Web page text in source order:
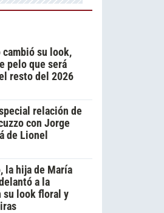
su look,
pelo que será
resto del 2026
relación de
con Jorge
de Lionel
la hija de María
a la
su look floral y